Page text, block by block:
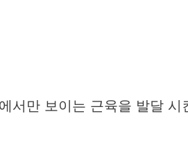
서만 보이는 근육을 발달 시